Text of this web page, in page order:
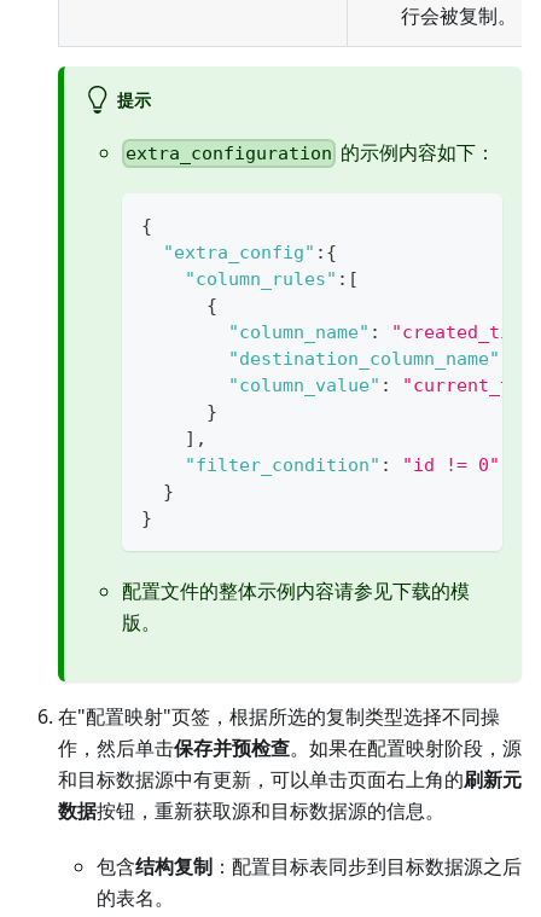
行会被复制。
提示
extra_configuration 的示例内容如下：
{
"extra_config" : {
"column_rules" : [
{
"column_name" :
"destination_column_name"
"column_value" :
}
] ,
"filter_condition" : "id != 0"
}
}
配置文件的整体示例内容请参见下载的模
版。
在"配置映射"页签，根据所选的复制类型选择不同操
作，然后单击保存并预检查。如果在配置映射阶段，源
和目标数据源中有更新，可以单击页面右上角的刷新元
数据按钮，重新获取源和目标数据源的信息。
包含结构复制 ：配置目标表同步到目标数据源之后
的表名。